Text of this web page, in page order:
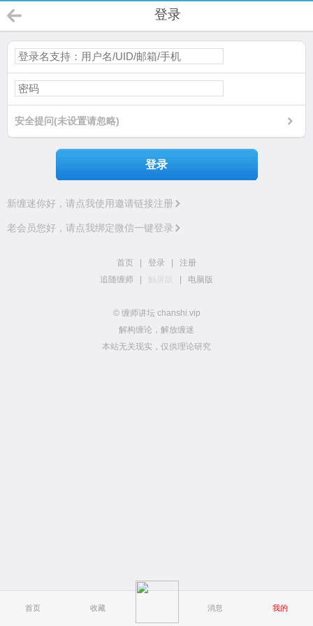
首页 收藏 消息 我的
登录
安全提问(未设置请忽略)
登录
新缠迷你好，请点我使用邀请链接注册
老会员您好，请点我绑定微信一键登录
首页 登录
注册
追随缠师
触屏版 电脑版
© 缠师讲坛 chanshi.vip
解构缠论，解放缠迷
本站无关现实，仅供理论研究